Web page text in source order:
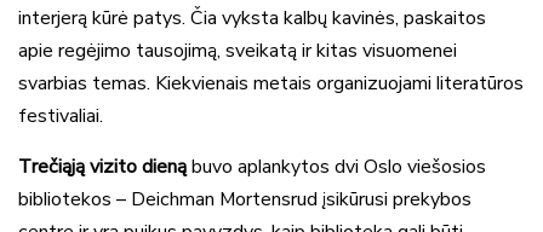
interjerą kūrė patys. Čia vyksta kalbų kavinės, paskaitos
apie regėjimo tausojimą, sveikatą ir kitas visuomenei
svarbias temas. Kiekvienais metais organizuojami literatūros
festivaliai.
Trečiąją vizito dienąbuvo aplankytos dvi Oslo viešosios
bibliotekos – Deichman Mortensrud įsikūrusi prekybos